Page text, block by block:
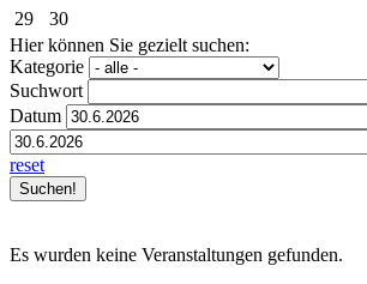
29
30
Hier können Sie gezielt suchen:
Kategorie
Suchwort
Datum
reset
Es wurden keine Veranstaltungen gefunden.